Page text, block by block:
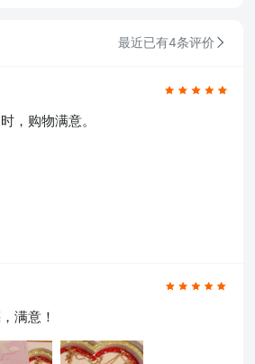
最近已有4条评价
，购物满意。
满意！